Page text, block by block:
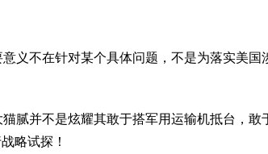
不在针对某个具体问题，不是为落实美国
并不是炫耀其敢于搭军用运输机抵台，敢
略试探！